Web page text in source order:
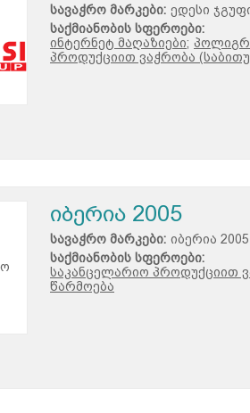
სავაჭრო მარკები: ედესი
საქმიანობის სფეროები:
ინტერნეტ მაღაზიები;
პროდუქციით ვაჭრობა
იბერია 2005
სავაჭრო მარკები: იბერია 2005
საქმიანობის სფეროები:
საკანცელარიო პროდუქციით
წარმოება